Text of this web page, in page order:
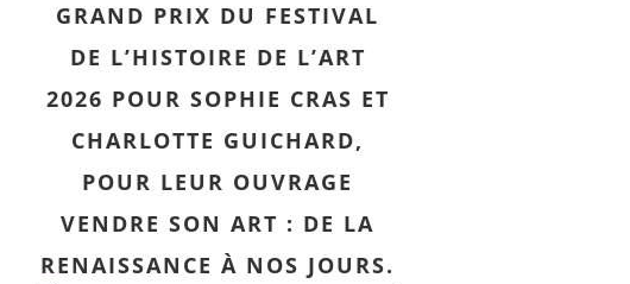
GRAND PRIX DU FESTIVAL
DE L’HISTOIRE DE L’ART
2026 POUR SOPHIE CRAS ET
CHARLOTTE GUICHARD,
POUR LEUR OUVRAGE
VENDRE SON ART : DE LA
RENAISSANCE À NOS JOURS.